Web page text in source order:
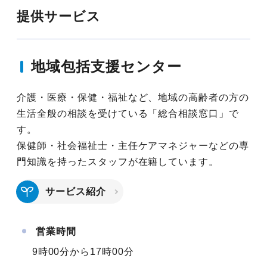
提供サービス
地域包括支援センター
介護・医療・保健・福祉など、地域の高齢者の方の
生活全般の相談を受けている「総合相談窓口」で
す。
保健師・社会福祉士・主任ケアマネジャーなどの専
門知識を持ったスタッフが在籍しています。
サービス紹介
営業時間
9時00分から17時00分